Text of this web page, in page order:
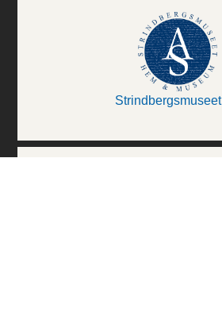
Strindbergsmuseet